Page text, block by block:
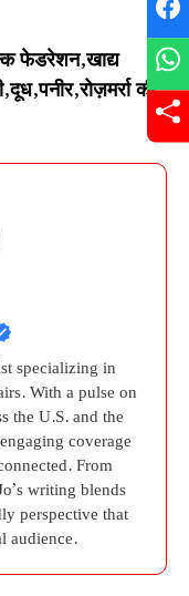
फेडरेशन,खाद्य
,दूध,पनीर,रोज़मर्रा की
specializing in
With a pulse on
the U.S. and the
coverage
From
writing blends
perspective that
audience.